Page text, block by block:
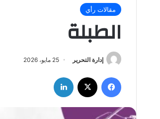
مقالات رأي
الطبلة
إدارة التحرير 25 مايو، 2026